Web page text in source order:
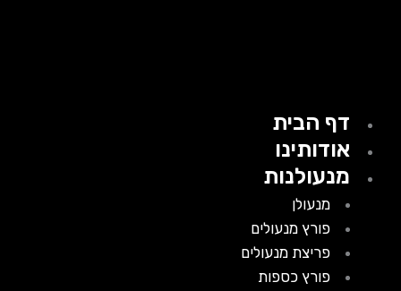
דף הבית
אודותינו
מנעולנות
מנעולן
פורץ מנעולים
פריצת מנעולים
פורץ כספות